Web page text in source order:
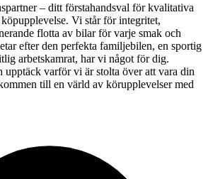
– ditt förstahandsval för kvalitativa
Vi står för integritet,
flotta av bilar för varje smak och
efter den perfekta familjebilen, en sportig
arbetskamrat, har vi något för dig.
upptäck varför vi är stolta över att vara din
till en värld av körupplevelser med